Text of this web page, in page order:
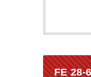
FE 28-